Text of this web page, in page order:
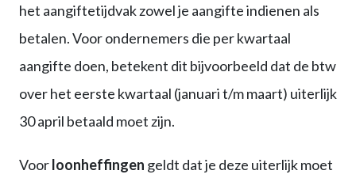
het aangiftetijdvak zowel je aangifte indienen als
betalen. Voor ondernemers die per kwartaal
aangifte doen, betekent dit bijvoorbeeld dat de btw
over het eerste kwartaal (januari t/m maart) uiterlijk
30 april betaald moet zijn.
Voorloonheffingen geldt dat je deze uiterlijk moet